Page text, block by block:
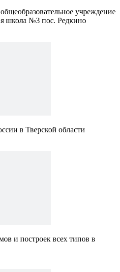
учреждение
школа №3 пос. Редкино
в Тверской области
и построек всех типов в